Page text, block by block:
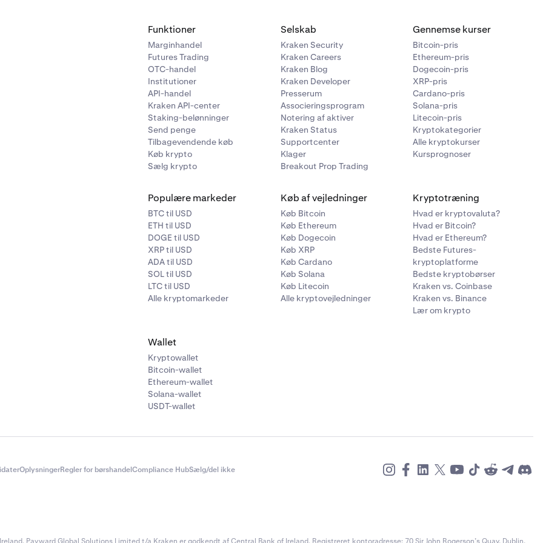
om Pro-grænser, vil du typisk modtage et svar fra vores
Bemærk venligst at der kan være behov
behandlingstid for at godkende din ansøgning, afhængigt af om du
om yderligere oplysninger eller dokumentation.
Funktioner
Marginhandel
Futures Trading
OTC-handel
Institutioner
API-handel
Kraken API-center
Staking-belønninger
Send penge
Tilbagevendende køb
Køb krypto
Sælg krypto
Selskab
Kraken Security
Kraken Careers
Kraken Blog
Kraken Developer
Presserum
Associeringsprogram
Notering af aktiver
Kraken Status
Supportcenter
Klager
Breakout Prop Trading
Gennemse kurser
Bitcoin-pris
Ethereum-pris
Dogecoin-pris
XRP-pris
Cardano-pris
Solana-pris
Litecoin-pris
Kryptokategorier
Alle kryptokurser
Kursprognoser
Populære markeder
BTC til USD
ETH til USD
DOGE til USD
XRP til USD
ADA til USD
SOL til USD
LTC til USD
Alle kryptomarkeder
Køb af vejledninger
Køb Bitcoin
Køb Ethereum
Køb Dogecoin
Køb XRP
Køb Cardano
Køb Solana
Køb Litecoin
Alle kryptovejledninger
Kryptotræning
Hvad er kryptovaluta?
Hvad er Bitcoin?
Hvad er Ethereum?
Bedste Futures-
kryptoplatforme
Bedste kryptobørser
Kraken vs. Coinbase
Kraken vs. Binance
Lær om krypto
Wallet
Kryptowallet
Bitcoin-wallet
Ethereum-wallet
Solana-wallet
USDT-wallet
OplysningerRegler for børshandelCompliance HubSælg/del ikke